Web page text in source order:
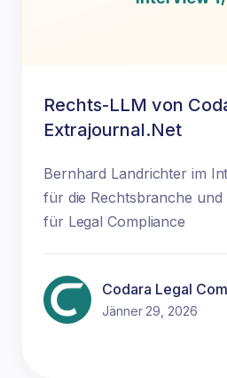
Rechts-LLM von
Extrajournal.Net
Bernhard Landrichter im
für die Rechtsbranche
für Legal Compliance
Codara Legal
Jänner 29, 2026